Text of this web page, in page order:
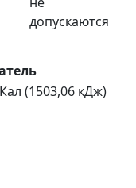
допускаются
(1503,06 кДж)